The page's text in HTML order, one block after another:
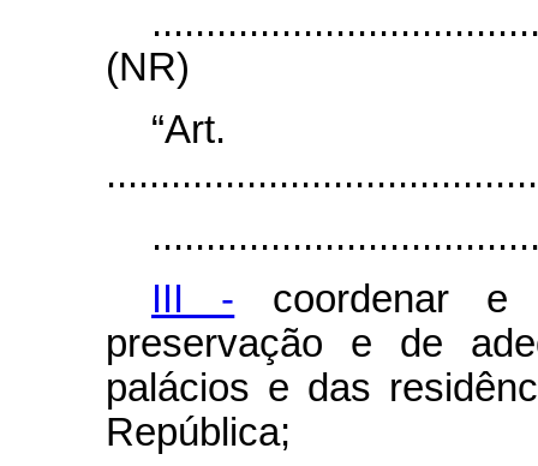
(NR)
III - coordenar e
preservação e de
palácios e das
República;